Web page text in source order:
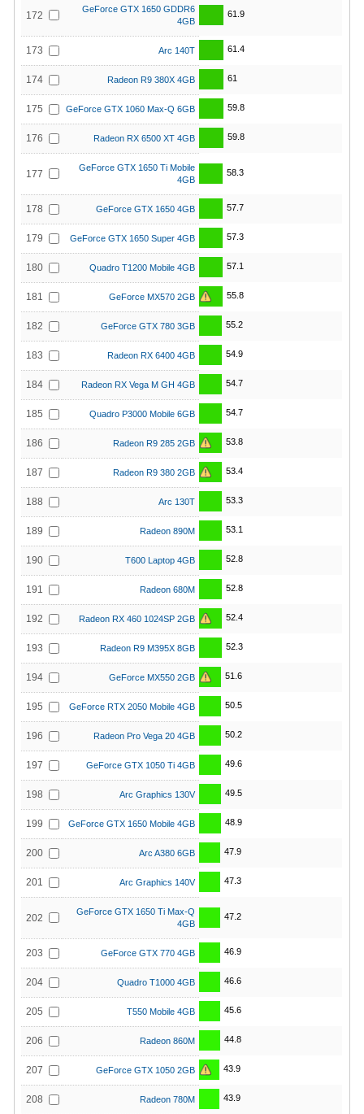
172
GeForce GTX 1650 GDDR6
4GB
61.9
173 Arc 140T 61.4
174 Radeon R9 380X 4GB 61
175 GeForce GTX 1060 Max-Q 6GB 59.8
176 Radeon RX 6500 XT 4GB 59.8
177
GeForce GTX 1650 Ti Mobile
4GB
58.3
178 GeForce GTX 1650 4GB 57.7
179 GeForce GTX 1650 Super 4GB 57.3
180 Quadro T1200 Mobile 4GB 57.1
181 GeForce MX570 2GB 55.8
182 GeForce GTX 780 3GB 55.2
183 Radeon RX 6400 4GB 54.9
184 Radeon RX Vega M GH 4GB 54.7
185 Quadro P3000 Mobile 6GB 54.7
186 Radeon R9 285 2GB 53.8
187 Radeon R9 380 2GB 53.4
188 Arc 130T 53.3
189 Radeon 890M 53.1
190 T600 Laptop 4GB 52.8
191 Radeon 680M 52.8
192 Radeon RX 460 1024SP 2GB 52.4
193 Radeon R9 M395X 8GB 52.3
194 GeForce MX550 2GB 51.6
195 GeForce RTX 2050 Mobile 4GB 50.5
196 Radeon Pro Vega 20 4GB 50.2
197 GeForce GTX 1050 Ti 4GB 49.6
198 Arc Graphics 130V 49.5
199 GeForce GTX 1650 Mobile 4GB 48.9
200 Arc A380 6GB 47.9
201 Arc Graphics 140V 47.3
202
GeForce GTX 1650 Ti Max-Q
4GB
47.2
203 GeForce GTX 770 4GB 46.9
204 Quadro T1000 4GB 46.6
205 T550 Mobile 4GB 45.6
206 Radeon 860M 44.8
207 GeForce GTX 1050 2GB 43.9
208 Radeon 780M 43.9